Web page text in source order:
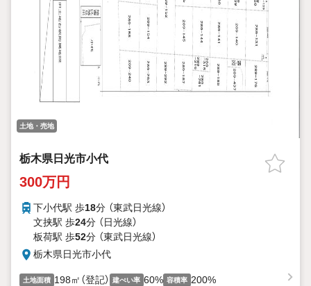
土地・売地
栃木県日光市小代
300万円
下小代駅 歩18分 （東武日光線）
文挟駅 歩24分 （日光線）
板荷駅 歩52分 （東武日光線）
栃木県日光市小代
土地面積 198㎡（登記） 建ぺい率 60% 容積率 200%